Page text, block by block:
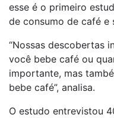
esse é o primeiro
de consumo de café e
“Nossas descobertas
você bebe café ou
importante, mas
bebe café”, analisa.
O estudo entrevistou